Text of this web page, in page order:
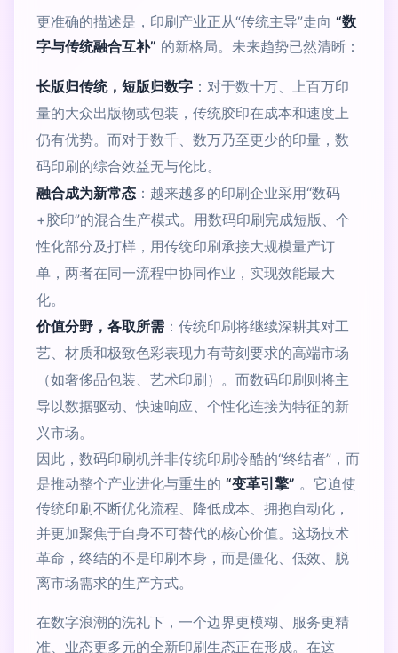
更准确的描述是，印刷产业正从“传统主导”走向 “数
字与传统融合互补” 的新格局。未来趋势已然清晰：
长版归传统，短版归数字 ：对于数十万、上百万印
量的大众出版物或包装，传统胶印在成本和速度上
仍有优势。而对于数千、数万乃至更少的印量，数
码印刷的综合效益无与伦比。
融合成为新常态 ：越来越多的印刷企业采用“数码
+胶印”的混合生产模式。用数码印刷完成短版、个
性化部分及打样，用传统印刷承接大规模量产订
单，两者在同一流程中协同作业，实现效能最大
化。
价值分野，各取所需 ：传统印刷将继续深耕其对工
艺、材质和极致色彩表现力有苛刻要求的高端市场
（如奢侈品包装、艺术印刷）。而数码印刷则将主
导以数据驱动、快速响应、个性化连接为特征的新
兴市场。
因此，数码印刷机并非传统印刷冷酷的“终结者”，而
是推动整个产业进化与重生的 “变革引擎” 。它迫使
传统印刷不断优化流程、降低成本、拥抱自动化，
并更加聚焦于自身不可替代的核心价值。这场技术
革命，终结的不是印刷本身，而是僵化、低效、脱
离市场需求的生产方式。
在数字浪潮的洗礼下，一个边界更模糊、服务更精
准、业态更多元的全新印刷生态正在形成。在这